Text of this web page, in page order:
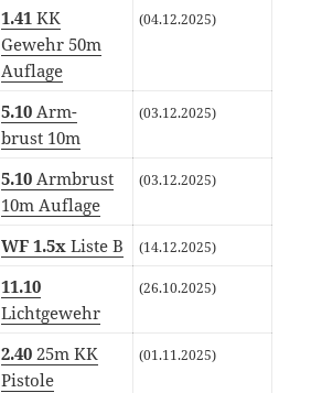
1.41 KK
Gewehr 50m
Auflage
(04.12.2025)
5.10 Arm­
brust 10m
(03.12.2025)
5.10 Arm­brust
10m Auflage
(03.12.2025)
WF 1.5x Lis­te B (14.12.2025)
11.10
Lichtgewehr
(26.10.2025)
2.40 25m KK
Pistole
(01.11.2025)